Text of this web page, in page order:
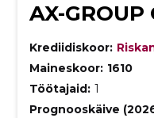
AX-GROUP
Krediidiskoor:
Maineskoor: 1610
Töötajaid: 1
Prognooskäive